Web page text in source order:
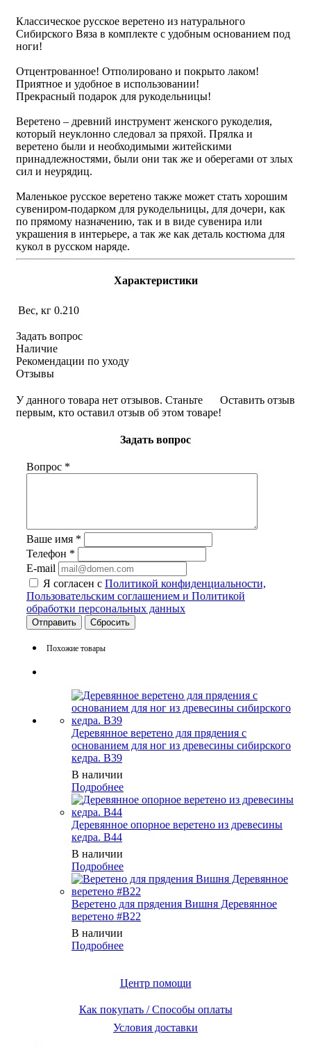
Классическое русское веретено из натурального
Сибирского Вяза в комплекте с удобным основанием под
ноги!
Отцентрованное! Отполировано и покрыто лаком!
Приятное и удобное в использовании!
Прекрасный подарок для рукодельницы!
Веретено – древний инструмент женского рукоделия,
который неуклонно следовал за пряхой. Прялка и
веретено были и необходимыми житейскими
принадлежностями, были они так же и оберегами от злых
сил и неурядиц.
Маленькое русское веретено также может стать хорошим
сувениром-подарком для рукодельницы, для дочери, как
по прямому назначению, так и в виде сувенира или
украшения в интерьере, а так же как деталь костюма для
кукол в русском наряде.
Характеристики
Вес, кг 0.210
Задать вопрос
Наличие
Рекомендации по уходу
Отзывы
Оставить отзыв
У данного товара нет отзывов. Станьте
первым, кто оставил отзыв об этом товаре!
Задать вопрос
Вопрос *
Ваше имя *
Телефон *
E-mail
Я согласен с Политикой конфиденциальности,
Пользовательским соглашением и Политикой
обработки персональных данных
Сбросить
Похожие товары
Деревянное веретено для прядения с
основанием для ног из древесины сибирского
кедра. B39
В наличии
Подробнее
Деревянное опорное веретено из древесины
кедра. B44
В наличии
Подробнее
Веретено для прядения Вишня Деревянное
веретено #B22
В наличии
Подробнее
Центр помощи
Как покупать / Способы оплаты
Условия доставки